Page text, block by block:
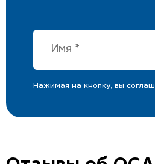
Нажимая на кнопку, вы